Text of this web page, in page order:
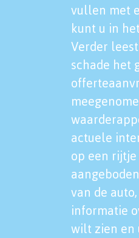
vullen met
kunt u in
Verder
schade het
actuele
op een
van de
informatie
wilt zien en